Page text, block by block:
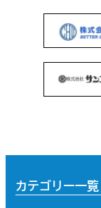
カテゴリー一覧